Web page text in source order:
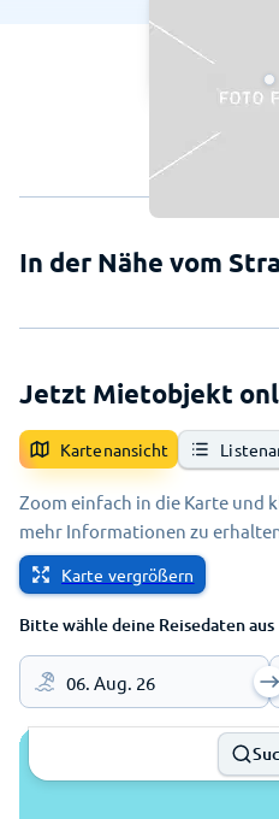
In der Nähe vom
Jetzt Mietobjekt
Kartenansicht
Zoom einfach in die Karte und
mehr Informationen zu
Karte vergrößern
Bitte wähle deine Reisedaten aus
06. Aug. 26